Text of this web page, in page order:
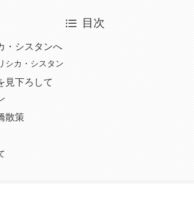
目次
・シスタンへ
シカ・シスタン
見下ろして
散策